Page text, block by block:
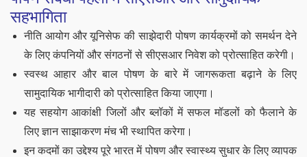
सहभागिता
नीति आयोग और यूनिसेफ की साझेदारी पोषण कार्यक्रमों को समर्थन देने
के लिए कंपनियों और संगठनों से सीएसआर निवेश को प्रोत्साहित करेगी।
स्वस्थ आहार और बाल पोषण के बारे में जागरूकता बढ़ाने के लिए
सामुदायिक भागीदारी को प्रोत्साहित किया जाएगा।
यह सहयोग आकांक्षी जिलों और ब्लॉकों में सफल मॉडलों को फैलाने के
लिए ज्ञान साझाकरण मंच भी स्थापित करेगा।
इन कदमों का उद्देश्य पूरे भारत में पोषण और स्वास्थ्य सुधार के लिए व्यापक